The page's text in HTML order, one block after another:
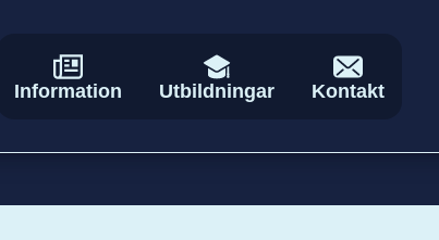
Information Utbildningar Kontakt